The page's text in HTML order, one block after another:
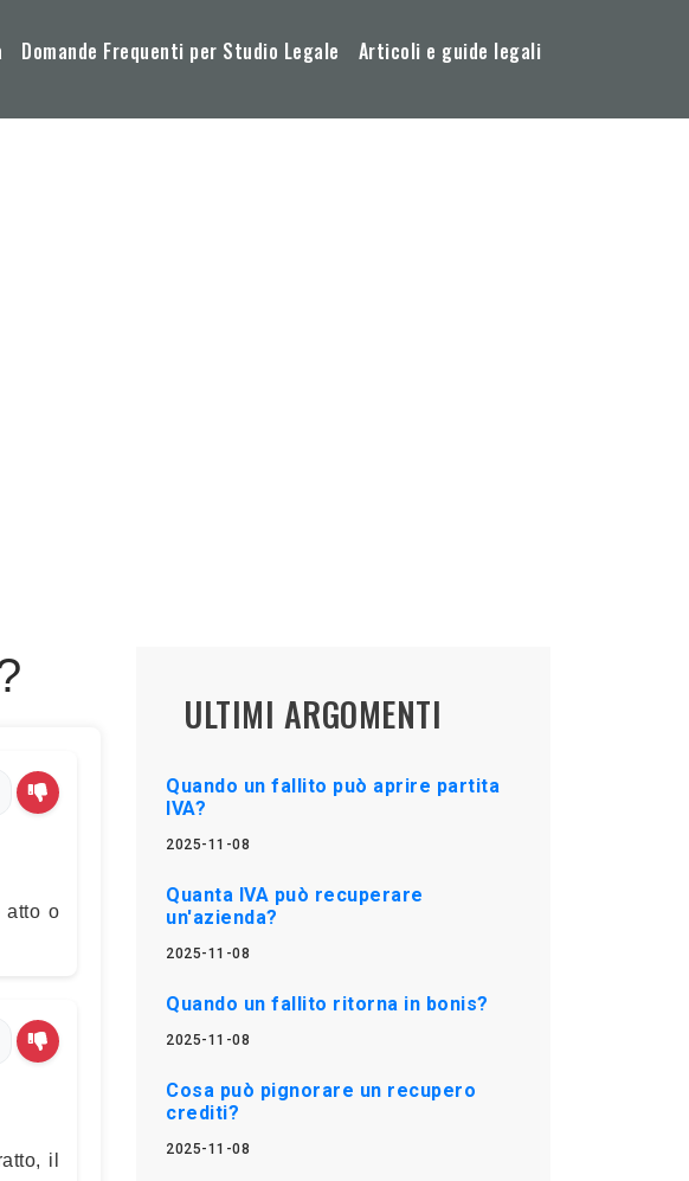
Domande Frequenti per Studio Legale Articoli e guide legali
atto o
il
ULTIMI ARGOMENTI
Quando un fallito può aprire partita
IVA?
2025-11-08
Quanta IVA può recuperare
un'azienda?
2025-11-08
Quando un fallito ritorna in bonis?
2025-11-08
Cosa può pignorare un recupero
crediti?
2025-11-08